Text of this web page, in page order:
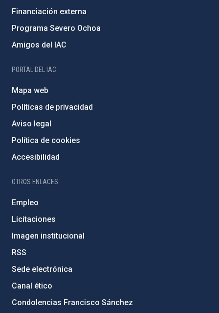
Financiación externa
Programa Severo Ochoa
Amigos del IAC
PORTAL DEL IAC
Mapa web
Políticas de privacidad
Aviso legal
Política de cookies
Accesibilidad
OTROS ENLACES
Empleo
Licitaciones
Imagen institucional
RSS
Sede electrónica
Canal ético
Condolencias Francisco Sánchez